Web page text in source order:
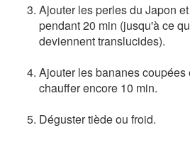
Ajouter les perles du Japon
pendant 20 min (jusqu'à ce
deviennent translucides).
Ajouter les bananes
chauffer encore 10 min.
Déguster tiède ou froid.